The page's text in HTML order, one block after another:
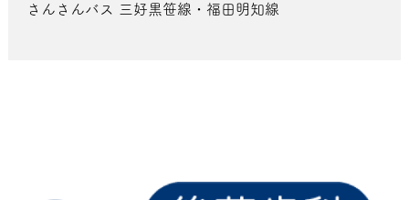
さんさんバス 三好黒笹線・福田明知線